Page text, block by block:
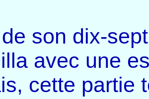
son dix-
avec une
cette partie